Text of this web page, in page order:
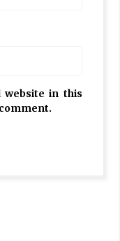
website in this